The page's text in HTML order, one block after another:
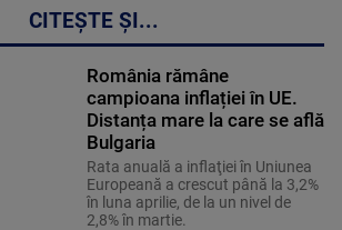
CITEȘTE ȘI...
România rămâne
campioana inflației în UE.
Distanța mare la care se află
Bulgaria
Rata anuală a inflaţiei în Uniunea
Europeană a crescut până la 3,2%
în luna aprilie, de la un nivel de
2,8% în martie.